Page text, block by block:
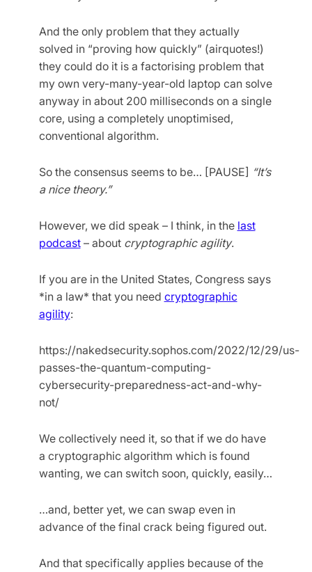
And the only problem that they actually
solved in “proving how quickly” (airquotes!)
they could do it is a factorising problem that
my own very-many-year-old laptop can solve
anyway in about 200 milliseconds on a single
core, using a completely unoptimised,
conventional algorithm.
So the consensus seems to be… [PAUSE] “It’s
a nice theory.”
However, we did speak – I think, in the last
podcast– about cryptographic agility.
If you are in the United States, Congress says
*in a law* that you need cryptographic
agility:
https://nakedsecurity.sophos.com/2022/12/29/us-
passes-the-quantum-computing-
cybersecurity-preparedness-act-and-why-
not/
We collectively need it, so that if we do have
a cryptographic algorithm which is found
wanting, we can switch soon, quickly, easily…
…and, better yet, we can swap even in
advance of the final crack being figured out.
And that specifically applies because of the